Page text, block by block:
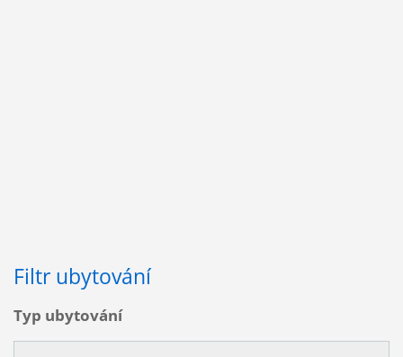
Filtr ubytování
Typ ubytování